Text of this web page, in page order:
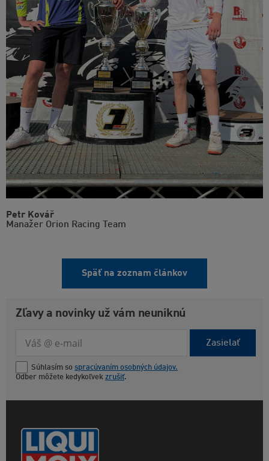
Petr Kovář
Manažer Orion Racing Team
Späť na zoznam článkov
Zľavy a novinky už vám neuniknú
Zasielať
Súhlasím so spracúvaním osobných údajov.
Odber môžete kedykoľvek zrušiť.